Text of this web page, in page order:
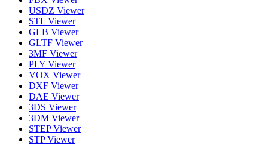
USDZ Viewer
STL Viewer
GLB Viewer
GLTF Viewer
3MF Viewer
PLY Viewer
VOX Viewer
DXF Viewer
DAE Viewer
3DS Viewer
3DM Viewer
STEP Viewer
STP Viewer